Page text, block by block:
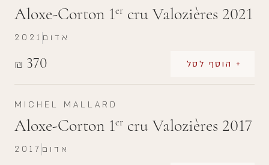
Aloxe-Corton 1er cru Valozières 2021
₪ 370 + הוסף לסל
2021 אדום
MICHEL MALLARD
Aloxe-Corton 1er cru Valozières 2017
2017 אדום